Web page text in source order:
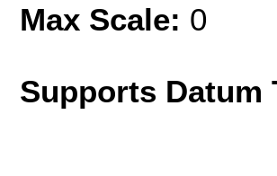
Max Scale: 0
Supports